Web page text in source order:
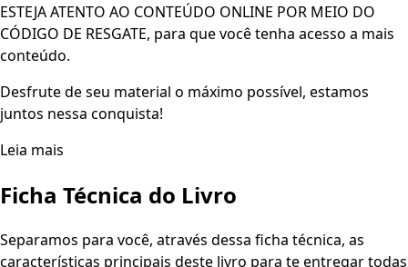
ESTEJA ATENTO AO CONTEÚDO ONLINE POR MEIO DO
CÓDIGO DE RESGATE, para que você tenha acesso a mais
conteúdo.
Desfrute de seu material o máximo possível, estamos
juntos nessa conquista!
Leia mais
Ficha Técnica do Livro
Separamos para você, através dessa ficha técnica, as
características principais deste livro para te entregar todas